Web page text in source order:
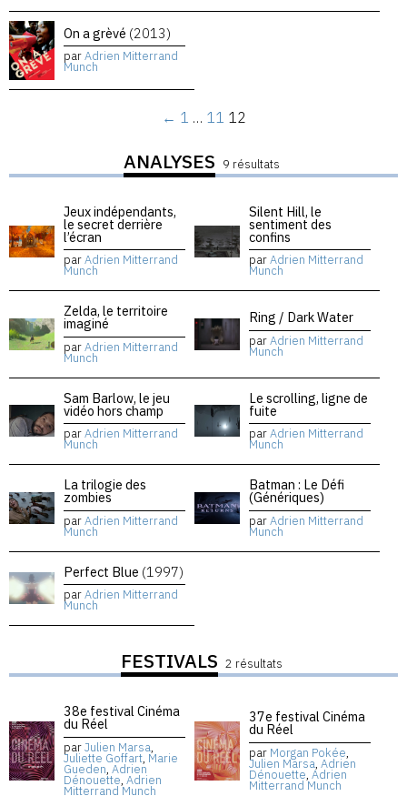
On a grèvé (2013)
parAdrien Mitterrand
Munch
← 1 … 11 12
ANALYSES 9 résultats
Jeux indépendants,
le secret derrière
l’écran
parAdrien Mitterrand
Munch
Silent Hill, le
sentiment des
confins
parAdrien Mitterrand
Munch
Zelda, le territoire
imaginé
parAdrien Mitterrand
Munch
Ring / Dark Water
parAdrien Mitterrand
Munch
Sam Barlow, le jeu
vidéo hors champ
parAdrien Mitterrand
Munch
Le scrolling, ligne de
fuite
parAdrien Mitterrand
Munch
La trilogie des
zombies
parAdrien Mitterrand
Munch
Batman : Le Défi
(Génériques)
parAdrien Mitterrand
Munch
Perfect Blue (1997)
parAdrien Mitterrand
Munch
FESTIVALS 2 résultats
38e festival Cinéma
du Réel
parJulien Marsa,
Juliette Goffart, Marie
Gueden, Adrien
Dénouette, Adrien
Mitterrand Munch
37e festival Cinéma
du Réel
par Morgan Pokée,
Julien Marsa, Adrien
Dénouette, Adrien
Mitterrand Munch